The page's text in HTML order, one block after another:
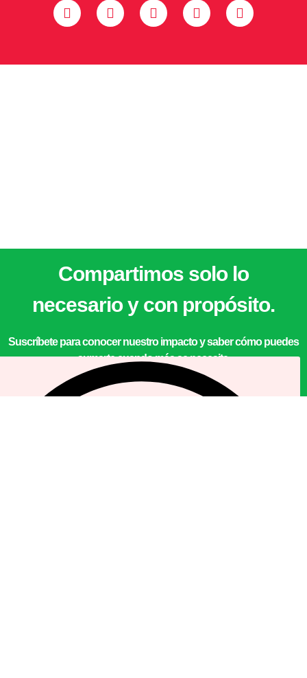
Compartimos solo lo
necesario y con propósito.
Suscríbete para conocer nuestro impacto y saber cómo puedes
sumarte cuando más se necesita.